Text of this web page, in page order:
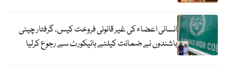
انسانی اعضاء کی غیر قانونی فروخت کیس، گرفتار چینی
باشندوں نے ضمانت کیلئے ہائیکورٹ سے رجوع کرلیا